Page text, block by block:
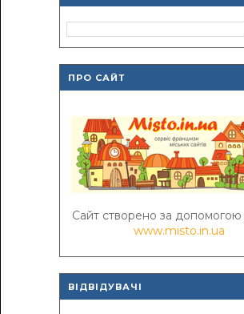
ПРО САЙТ
Сайт створено за допомогою
www.misto.in.ua
ВІДВІДУВАЧІ